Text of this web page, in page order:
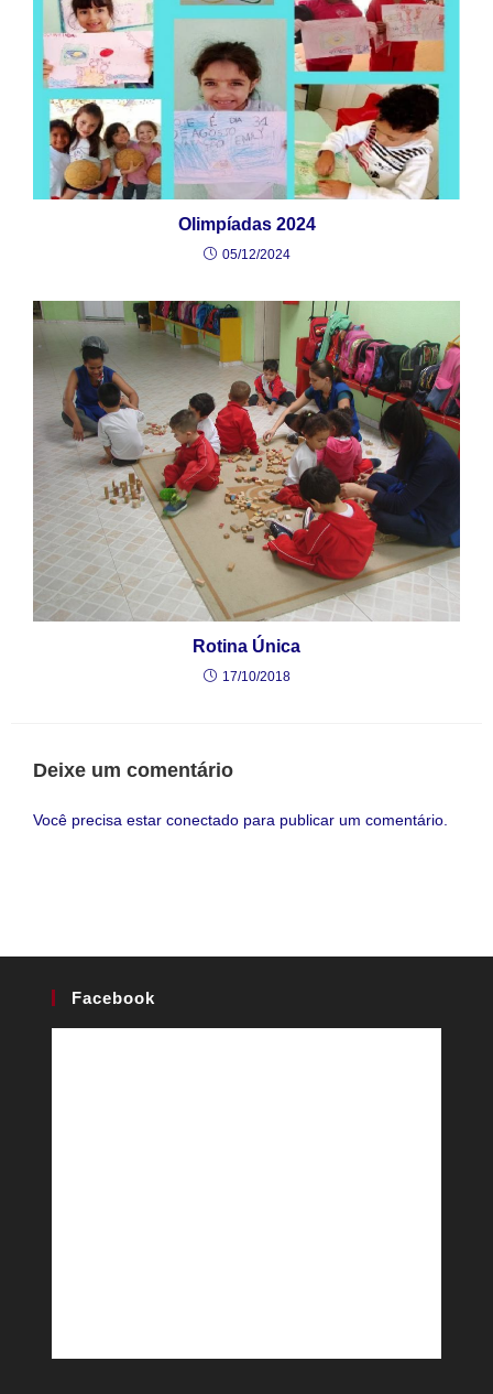
Olimpíadas 2024
05/12/2024
Rotina Única
17/10/2018
Deixe um comentário
Você precisa estar conectado para publicar um comentário.
Facebook